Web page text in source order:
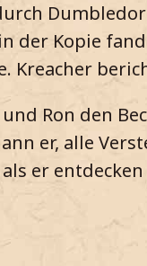
der Kopie
Kreacher
Ron den
er, alle
er